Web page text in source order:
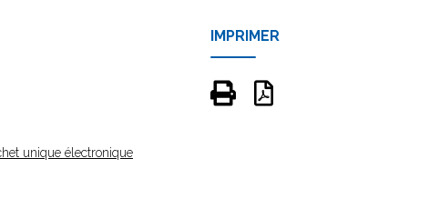
unique électronique
IMPRIMER